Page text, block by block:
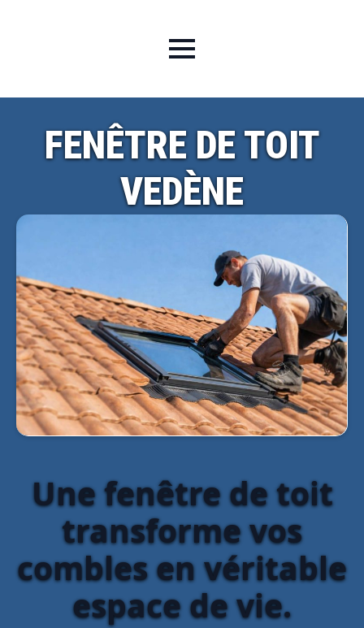
FENÊTRE DE TOIT
VEDÈNE
Une fenêtre de toit
transforme vos
combles en véritable
espace de vie.